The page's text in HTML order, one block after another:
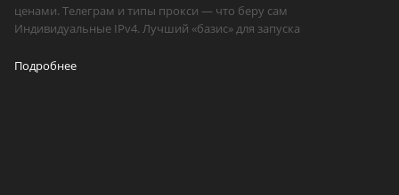
ценами. Телеграм и типы прокси — что беру сам
Индивидуальные IPv4. Лучший «базис» для запуска
Подробнее